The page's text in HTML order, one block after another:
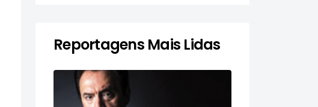
Reportagens Mais Lidas